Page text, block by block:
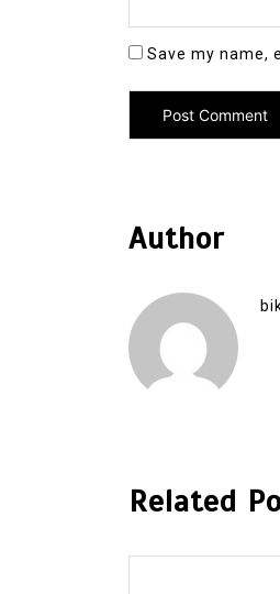
Save my name,
Author
Related